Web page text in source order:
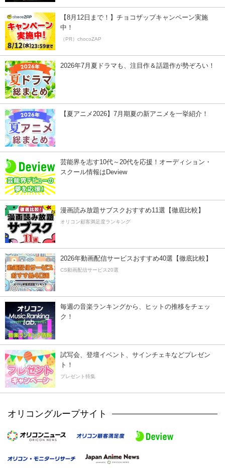
【8月12日まで！】チョコザップキャンペーン実施
中！
（PR）chocoZAP
2026年7月夏ドラマも、注目作＆話題作が勢ぞろい！
【夏アニメ2026】7月期夏の新アニメを一挙紹介！
芸能界を志す10代～20代を応援！オーディション・
スクール情報はDeview
漫画読み放題サブスクおすすめ11選【徹底比較】
オリコン顧客満足度ランキング
2026年動画配信サービスおすすめ40選【徹底比較】
CS動画配信サービス20選
毎週の音楽ランキングから、ヒットの推移をチェッ
ク！
試写会、登壇イベント、サインチェキなどプレゼン
ト！
プレゼント特集
オリコングループサイト